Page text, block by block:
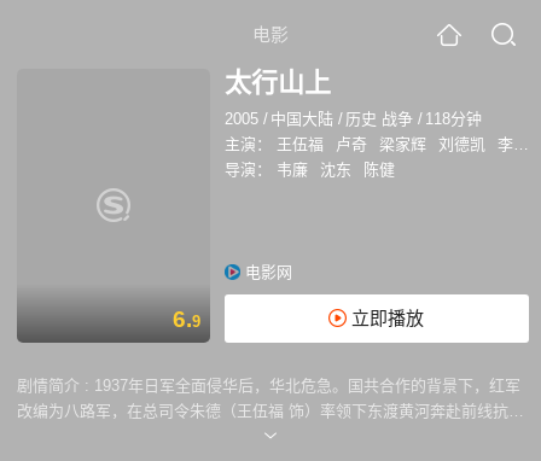
电影
6.9
太行山上
2005 / 中国大陆 / 历史 战争 / 118分钟
主演：
王伍福 卢奇 梁家辉 刘德凯
李幼斌
导演：
韦廉 沈东 陈健
电影网
立即播放
剧情简介 : 1937年日军全面侵华后，华北危急。国共合作的背景下，红军
改编为八路军，在总司令朱德（王伍福 饰）率领下东渡黄河奔赴前线抗
战。山西实权人物阎锡山面对“国、共、日”三股力量颇为头疼，提出“守土